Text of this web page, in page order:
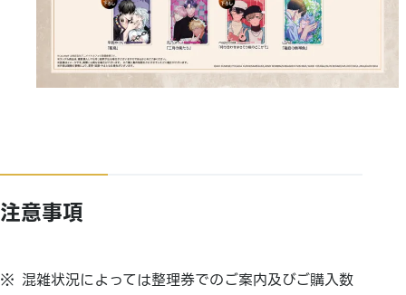
注意事項
混雑状況によっては整理券でのご案内及びご購入数